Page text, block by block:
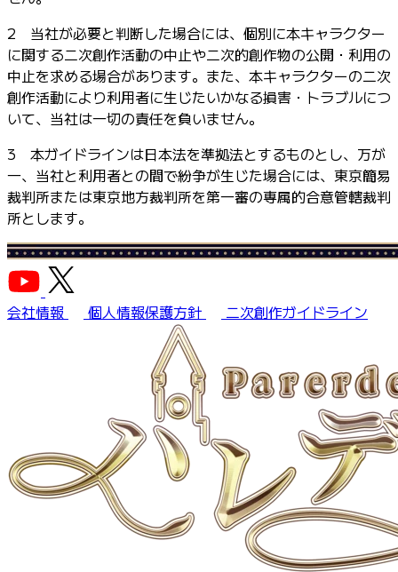
2 当社が必要と判断した場合には、個別に本キャラクター
に関する二次創作活動の中止や二次的創作物の公開・利用の
中止を求める場合があります。また、本キャラクターの二次
創作活動により利用者に生じたいかなる損害・トラブルにつ
いて、当社は一切の責任を負いません。
3 本ガイドラインは日本法を準拠法とするものとし、万が
一、当社と利用者との間で紛争が生じた場合には、東京簡易
裁判所または東京地方裁判所を第一審の専属的合意管轄裁判
所とします。
会社情報 個人情報保護方針 二次創作ガイドライン